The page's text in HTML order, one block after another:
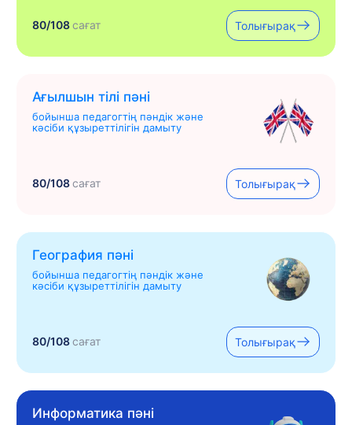
80/108сағат Толығырақ
Ағылшын тілі пәні
бойынша педагогтің пәндік және
кәсіби құзыреттілігін дамыту
80/108сағат Толығырақ
География пәні
бойынша педагогтің пәндік және
кәсіби құзыреттілігін дамыту
80/108сағат Толығырақ
Информатика пәні